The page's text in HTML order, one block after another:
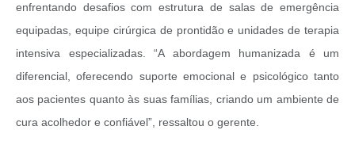
enfrentando desafios com estrutura de salas de emergência
equipadas, equipe cirúrgica de prontidão e unidades de terapia
intensiva especializadas. “A abordagem humanizada é um
diferencial, oferecendo suporte emocional e psicológico tanto
aos pacientes quanto às suas famílias, criando um ambiente de
cura acolhedor e confiável”, ressaltou o gerente.